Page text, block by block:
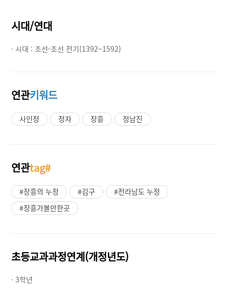
시대/연대
· 시대 :조선-조선 전기(1392~1592)
연관키워드
사인정 정자 장흥 정남진
연관tag#
#장흥의 누정 #김구
#전라남도 누정
#장흥가볼만한곳
초등교과과정연계(개정년도)
· 3학년